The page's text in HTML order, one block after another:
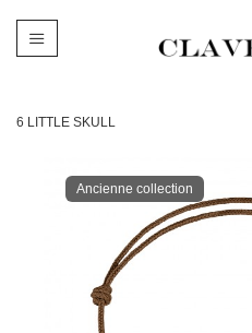
Basculer
6 LITTLE SKULL